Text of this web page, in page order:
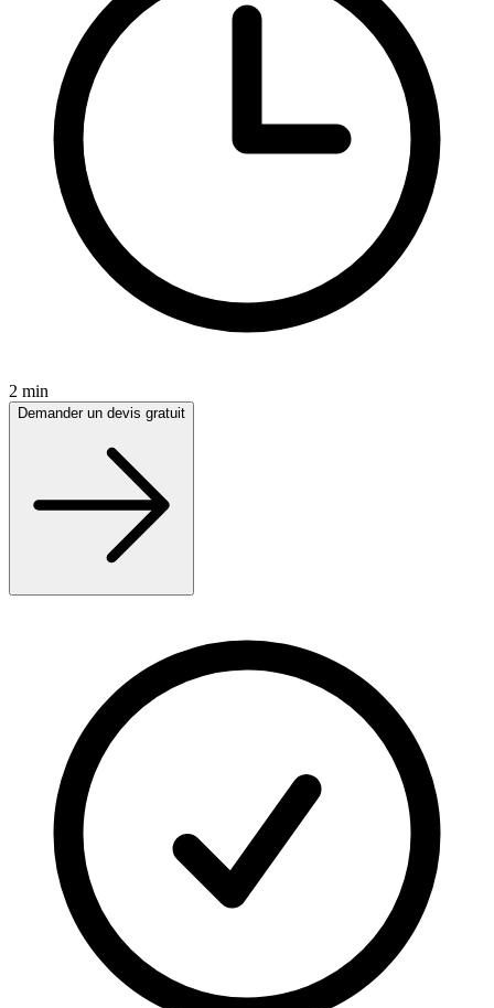
2 min
Demander un devis gratuit